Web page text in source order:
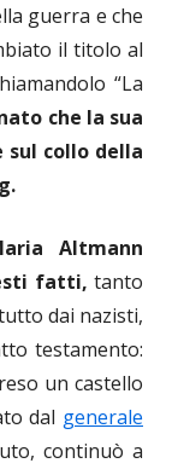
guerra e che
il titolo al
“La
che la sua
collo della
Altmann
fatti, tanto
dai nazisti,
testamento:
un castello
dal generale
continuò a